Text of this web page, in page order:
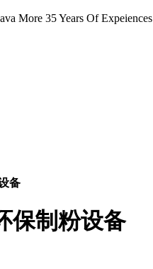
More 35 Years Of Expeiences
备
保制粉设备